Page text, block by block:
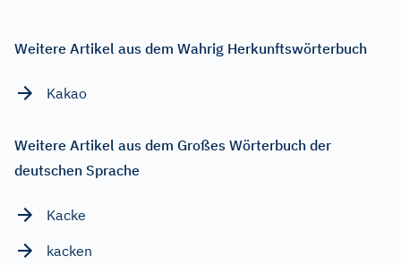
Weitere Artikel aus dem Wahrig Herkunftswörterbuch
Kakao
Weitere Artikel aus dem Großes Wörterbuch der
deutschen Sprache
Kacke
kacken